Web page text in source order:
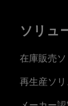
ソリュ
在庫販売
再生産ソ